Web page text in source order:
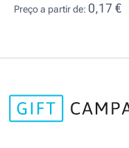
Preço a partir de: 0,17 €